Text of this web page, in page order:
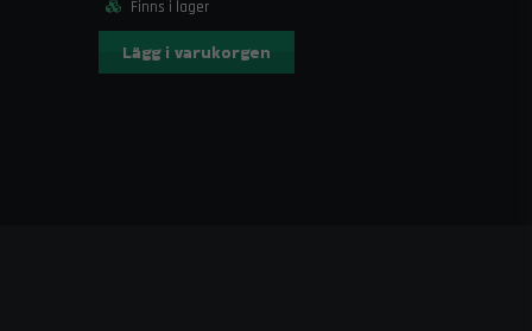
Finns i lager
Lägg i varukorgen